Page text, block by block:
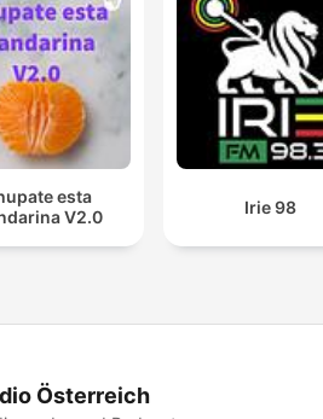
esta
V2.0
Irie 98
Österreich